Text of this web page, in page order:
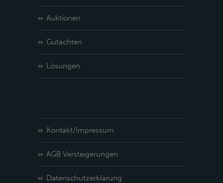
Auktionen
Gutachten
Lösungen
Kontakt/Impressum
AGB Versteigerungen
Datenschutzerklärung